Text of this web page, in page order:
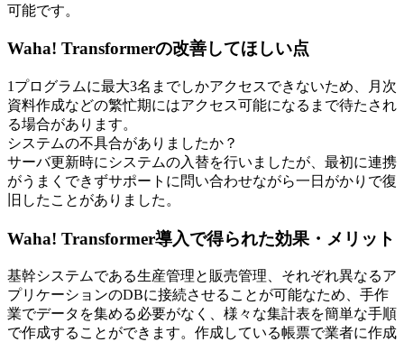
可能です。
Waha! Transformerの改善してほしい点
1プログラムに最大3名までしかアクセスできないため、月次
資料作成などの繁忙期にはアクセス可能になるまで待たされ
る場合があります。
システムの不具合がありましたか？
サーバ更新時にシステムの入替を行いましたが、最初に連携
がうまくできずサポートに問い合わせながら一日がかりで復
旧したことがありました。
Waha! Transformer導入で得られた効果・メリット
基幹システムである生産管理と販売管理、それぞれ異なるア
プリケーションのDBに接続させることが可能なため、手作
業でデータを集める必要がなく、様々な集計表を簡単な手順
で作成することができます。作成している帳票で業者に作成